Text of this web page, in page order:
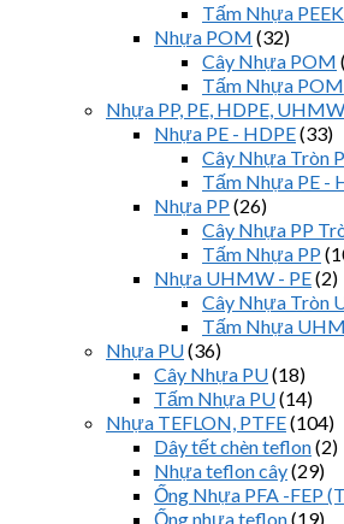
Tấm Nhựa PEEK
Nhựa POM (32)
Cây Nhựa POM
Tấm Nhựa POM
Nhựa PP, PE, HDPE,
Nhựa PE - HDPE(33)
Cây Nhựa Tròn
Tấm Nhựa PE -
Nhựa PP (26)
Cây Nhựa PP
Tấm Nhựa PP
Nhựa UHMW - PE(2)
Cây Nhựa Tròn
Tấm Nhựa
Nhựa PU(36)
Cây Nhựa PU(18)
Tấm Nhựa PU(14)
Nhựa TEFLON, PTFE(104)
Dây tết chèn teflon(2)
Nhựa teflon cây(29)
Ống Nhựa PFA -FEP
Ống nhựa teflon(19)